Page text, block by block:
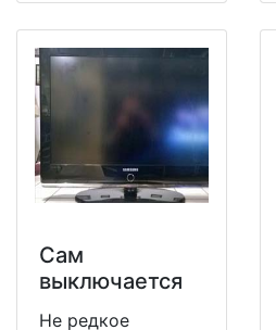
Сам
выключается
Не редкое